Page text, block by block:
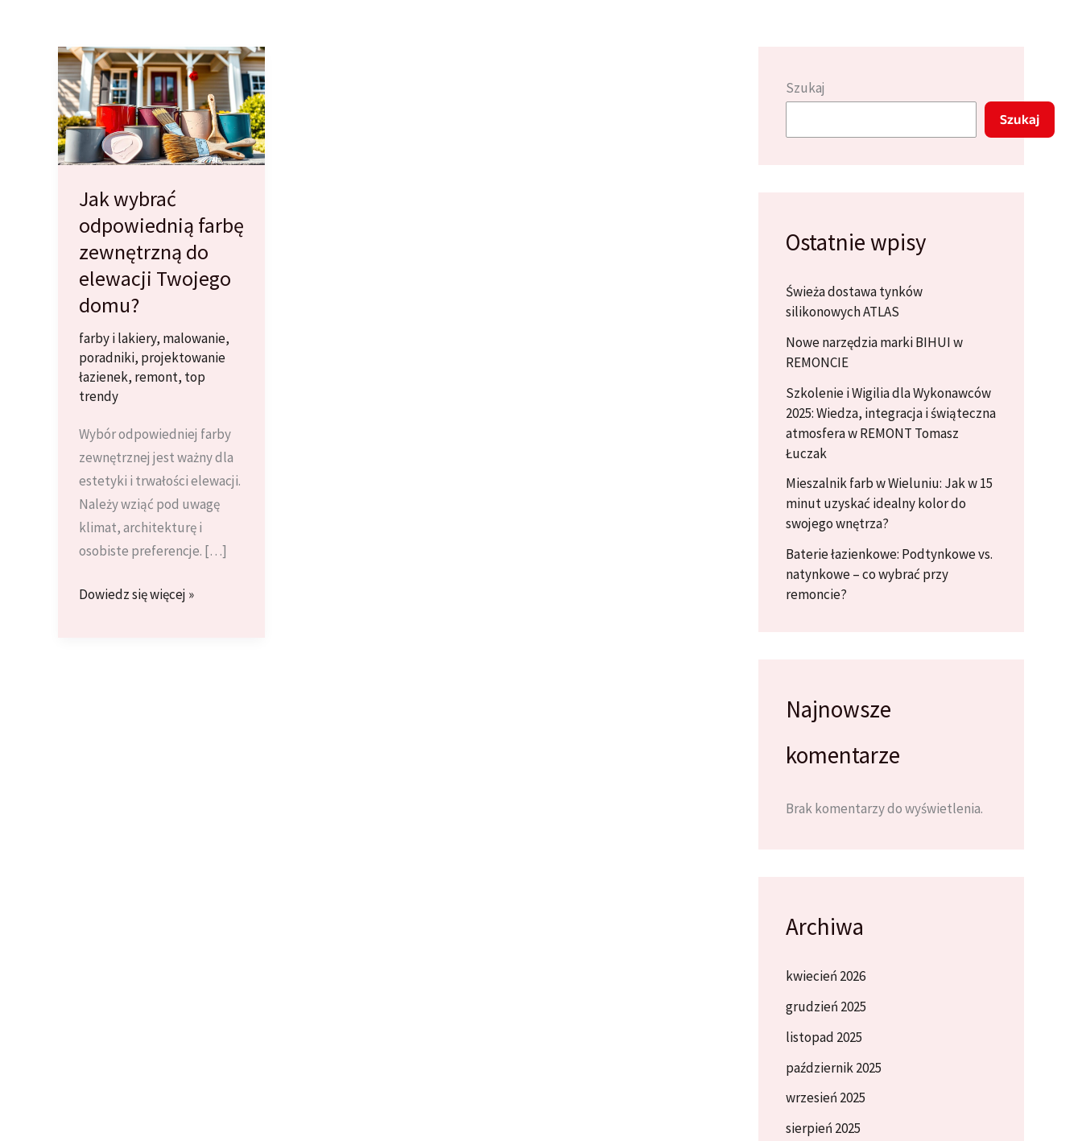
Jak wybrać
odpowiednią farbę
zewnętrzną do
elewacji Twojego
domu?
farby i lakiery, malowanie,
poradniki, projektowanie
łazienek, remont, top
trendy
Wybór odpowiedniej farby
zewnętrznej jest ważny dla
estetyki i trwałości elewacji.
Należy wziąć pod uwagę
klimat, architekturę i
osobiste preferencje. […]
Jak
Dowiedz się więcej »
Szukaj
Szukaj
Ostatnie wpisy
Świeża dostawa tynków
silikonowych ATLAS
Nowe narzędzia marki BIHUI w
REMONCIE
Szkolenie i Wigilia dla Wykonawców
2025: Wiedza, integracja i świąteczna
atmosfera w REMONT Tomasz
Łuczak
Mieszalnik farb w Wieluniu: Jak w 15
minut uzyskać idealny kolor do
swojego wnętrza?
Baterie łazienkowe: Podtynkowe vs.
natynkowe – co wybrać przy
remoncie?
Najnowsze
komentarze
Brak komentarzy do wyświetlenia.
Archiwa
kwiecień 2026
grudzień 2025
listopad 2025
październik 2025
wrzesień 2025
sierpień 2025